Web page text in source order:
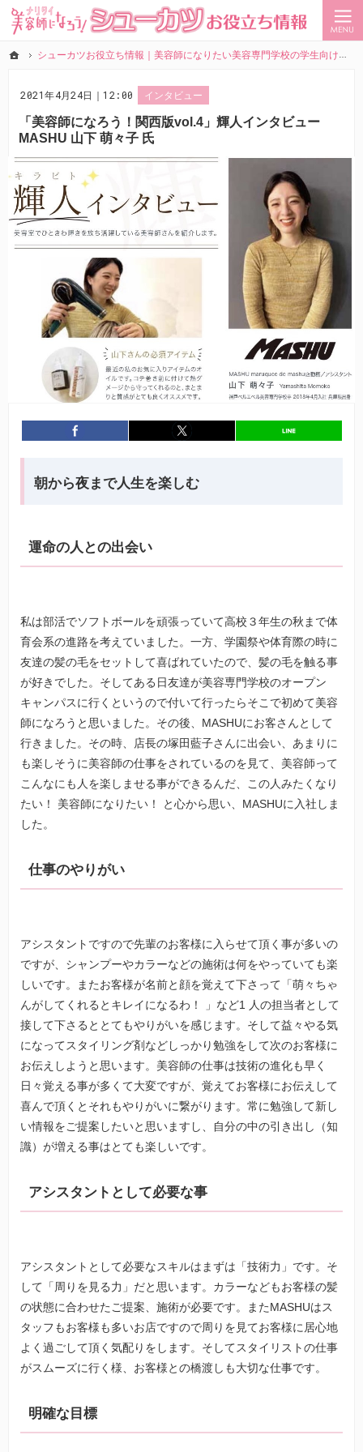
ホームシューカツお役立ち情報｜美容師になりたい美容専門学校の学生向けサイト
2021年4月24日｜12:00 インタビュー
「美容師になろう！関西版vol.4」輝人インタビュー
MASHU 山下 萌々子 氏
シューカツ（就活）お役立ち情報を美容学生向けに掲載中。
なりたい美容師になろう！シューカツ（就活）お役立ち情報
entry462 entry462
朝から夜まで人生を楽しむ
運命の人との出会い
私は部活でソフトボールを頑張っていて高校３年生の秋まで体
育会系の進路を考えていました。一方、学園祭や体育際の時に
友達の髪の毛をセットして喜ばれていたので、髪の毛を触る事
が好きでした。そしてある日友達が美容専門学校のオープン
キャンパスに行くというので付いて行ったらそこで初めて美容
師になろうと思いました。その後、MASHUにお客さんとして
行きました。その時、店長の塚田藍子さんに出会い、あまりに
も楽しそうに美容師の仕事をされているのを見て、美容師って
こんなにも人を楽しませる事ができるんだ、この人みたくなり
たい！ 美容師になりたい！ と心から思い、MASHUに入社しま
した。
仕事のやりがい
アシスタントですので先輩のお客様に入らせて頂く事が多いの
ですが、シャンプーやカラーなどの施術は何をやっていても楽
しいです。またお客様が名前と顔を覚えて下さって「萌々ちゃ
んがしてくれるとキレイになるわ！ 」など1 人の担当者として
接して下さるととてもやりがいを感じます。そして益々やる気
になってスタイリング剤などしっかり勉強をして次のお客様に
お伝えしようと思います。美容師の仕事は技術の進化も早く
日々覚える事が多くて大変ですが、覚えてお客様にお伝えして
喜んで頂くとそれもやりがいに繋がります。常に勉強して新し
い情報をご提案したいと思いますし、自分の中の引き出し（知
識）が増える事はとても楽しいです。
アシスタントとして必要な事
アシスタントとして必要なスキルはまずは「技術力」です。そ
して「周りを見る力」だと思います。カラーなどもお客様の髪
の状態に合わせたご提案、施術が必要です。またMASHUはス
タッフもお客様も多いお店ですので周りを見てお客様に居心地
よく過ごして頂く気配りをします。そしてスタイリストの仕事
がスムーズに行く様、お客様との橋渡しも大切な仕事です。
明確な目標
ホーム
シューカツお役立ち情報｜美容師になりたい美容専門学校の学生向けサイト